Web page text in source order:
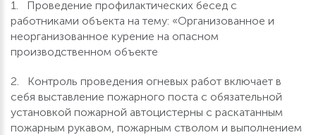
1. Проведение профилактических бесед с
работниками объекта на тему: «Организованное и
неорганизованное курение на опасном
производственном объекте
2. Контроль проведения огневых работ включает в
себя выставление пожарного поста с обязательной
установкой пожарной автоцистерны с раскатанным
пожарным рукавом, пожарным стволом и выполнением